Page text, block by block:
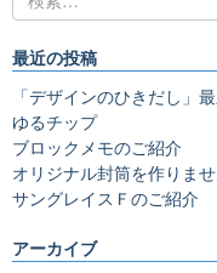
最近の投稿
「デザインのひきだし」
ゆるチップ
ブロックメモのご紹介
オリジナル封筒を作りま
サングレイスＦのご紹介
アーカイブ